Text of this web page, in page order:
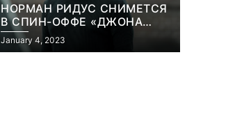
НОРМАН РИДУС СНИМЕТСЯ
В СПИН-ОФФЕ «ДЖОНА
УИКА»
January 4, 2023